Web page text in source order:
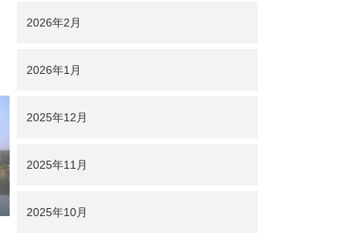
2026年2月
2026年1月
2025年12月
2025年11月
2025年10月